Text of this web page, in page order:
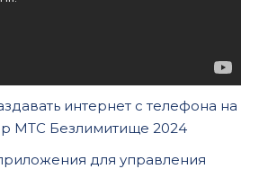
интернет с телефона на
МТС Безлимитище 2024
для управления